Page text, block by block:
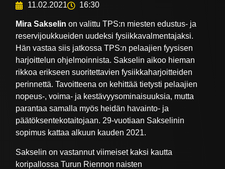
11.02.2021 16:30
Mira Sakselin on valittu TPS:n miesten edustus- ja
reservijoukkueiden uudeksi fysiikkavalmentajaksi.
Hän vastaa siis jatkossa TPS:n pelaajien fyysisen
harjoittelun ohjelmoinnista. Sakselin aikoo hieman
rikkoa erikseen suoritettavien fysiikkaharjoitteiden
perinnettä. Tavoitteena on kehittää tietysti pelaajien
nopeus-, voima- ja kestävyysominaisuuksia, mutta
parantaa samalla myös heidän havainto- ja
päätöksentekotaitojaan. 29-vuotiaan Sakselinin
sopimus kattaa alkuun kauden 2021.
Sakselin on vastannut viimeiset kaksi kautta
koripallossa Turun Riennon naisten